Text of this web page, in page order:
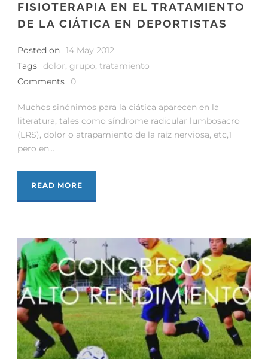
FISIOTERAPIA EN EL TRATAMIENTO
DE LA CIÁTICA EN DEPORTISTAS
Posted on 14 May 2012
Tags dolor, grupo, tratamiento
Comments
0
Muchos sinónimos para la ciática aparecen en la
literatura, tales como síndrome radicular lumbosacro
(LRS), dolor o atrapamiento de la raíz nerviosa, etc,1
pero en...
READ MORE